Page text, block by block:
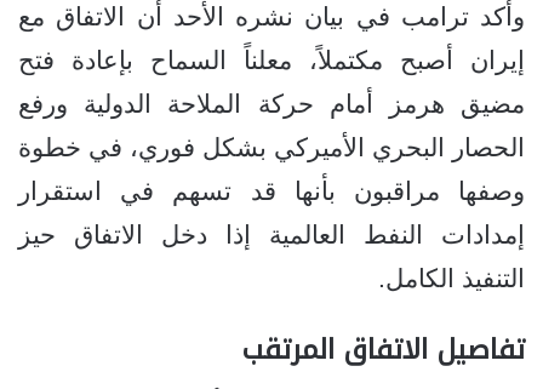
وأكد ترامب في بيان نشره الأحد أن الاتفاق مع
إيران أصبح مكتملاً، معلناً السماح بإعادة فتح
مضيق هرمز أمام حركة الملاحة الدولية ورفع
الحصار البحري الأميركي بشكل فوري، في خطوة
وصفها مراقبون بأنها قد تسهم في استقرار
إمدادات النفط العالمية إذا دخل الاتفاق حيز
التنفيذ الكامل.
تفاصيل الاتفاق المرتقب